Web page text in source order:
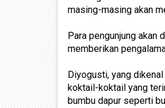
masing-masing akan
Para pengunjung akan
memberikan
Diyogusti, yang
koktail-koktail yang
bumbu dapur seperti